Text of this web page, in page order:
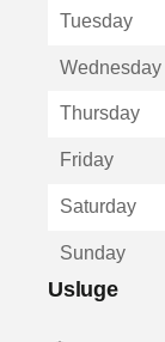
u
Tuesday
Wednesday
Thursday
Friday
Saturday
Sunday
Usluge